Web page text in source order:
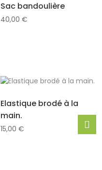
Sac bandoulière
40,00 €
Elastique brodé à la
main.
15,00 €